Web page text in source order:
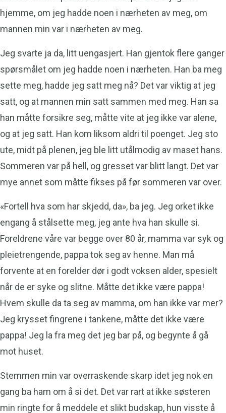
hjemme, om jeg hadde noen i nærheten av meg, om
mannen min var i nærheten av meg.
Jeg svarte ja da, litt uengasjert. Han gjentok flere ganger
spørsmålet om jeg hadde noen i nærheten. Han ba meg
sette meg, hadde jeg satt meg nå? Det var viktig at jeg
satt, og at mannen min satt sammen med meg. Han sa
han måtte forsikre seg, måtte vite at jeg ikke var alene,
og at jeg satt. Han kom liksom aldri til poenget. Jeg sto
ute, midt på plenen, jeg ble litt utålmodig av maset hans.
Sommeren var på hell, og gresset var blitt langt. Det var
mye annet som måtte fikses på før sommeren var over.
«Fortell hva som har skjedd, da», ba jeg. Jeg orket ikke
engang å stålsette meg, jeg ante hva han skulle si.
Foreldrene våre var begge over 80 år, mamma var syk og
pleietrengende, pappa tok seg av henne. Man må
forvente at en forelder dør i godt voksen alder, spesielt
når de er syke og slitne. Måtte det ikke være pappa!
Hvem skulle da ta seg av mamma, om han ikke var mer?
Jeg krysset fingrene i tankene, måtte det ikke være
pappa! Jeg la fra meg det jeg bar på, og begynte å gå
mot huset.
Stemmen min var overraskende skarp idet jeg nok en
gang ba ham om å si det. Det var rart at ikke søsteren
min ringte for å meddele et slikt budskap, hun visste å